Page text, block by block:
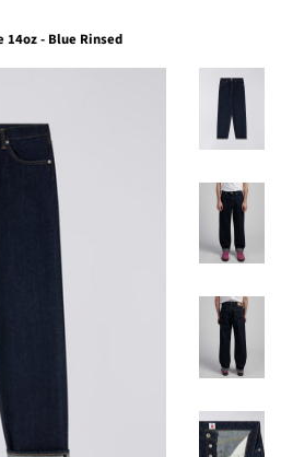
14oz - Blue Rinsed